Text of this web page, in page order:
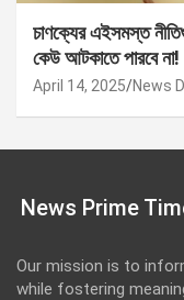
চাণক্যের এইসমস্ত
কেউ আটকাতে পারবে না!
April 14, 2025 News
News Prime
Our mission is to
while fostering